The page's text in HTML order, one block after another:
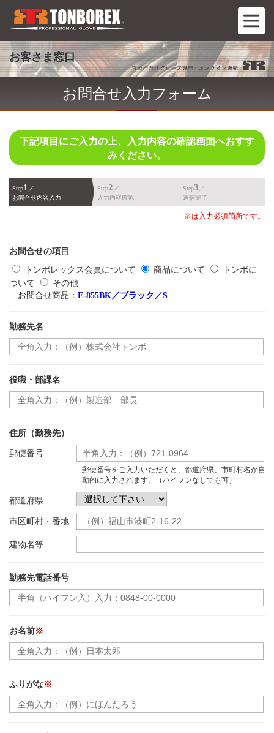
お客さま窓口
お問合せ入力フォーム
下記項目にご入力の上、入力内容の確認画面へおすす
みください。
Step1 ／
お問合せ内容入力
Step2 ／
入力内容確認
Step3 ／
送信完了
※は入力必須箇所です。
お問合せの項目
トンボレックス会員について
商品について
トンボに
ついて
その他
お問合せ商品： E-855BK／ブラック／S
勤務先名
役職・部課名
住所（勤務先）
郵便番号
郵便番号をご入力いただくと、都道府県、市町村名が自
動的に入力されます。（ハイフンなしでも可）
都道府県
市区町村・番地
建物名等
勤務先電話番号
お名前※
ふりがな※